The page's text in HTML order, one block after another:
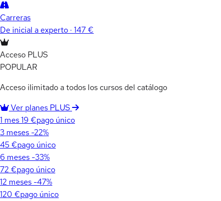
Carreras
De inicial a experto · 147 €
Acceso PLUS
POPULAR
Acceso ilimitado a todos los cursos del catálogo
Ver planes PLUS
1 mes19 €pago único
3 meses -22%
45 €pago único
6 meses -33%
72 €pago único
12 meses -47%
120 €pago único